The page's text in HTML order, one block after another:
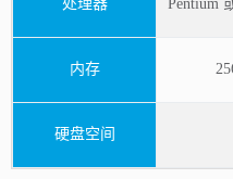
处理器 Pentium
内存
硬盘空间